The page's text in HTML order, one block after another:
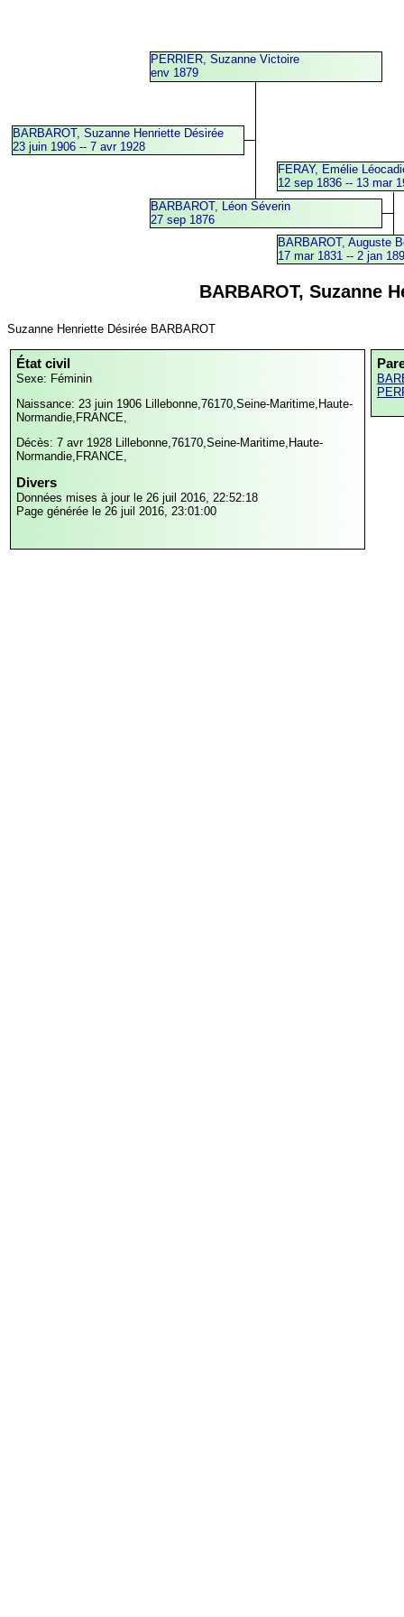
BARBAROT, Suzanne Henriette Désirée
23 juin 1906 -- 7 avr 1928
PERRIER, Suzanne Victoire
env 1879
BARBAROT, Léon Séverin
27 sep 1876
FERAY, Emélie
12 sep 1836 -- 13 mar
BARBAROT, Auguste
17 mar 1831 -- 2 jan
BARBAROT, Suzanne
Suzanne Henriette Désirée BARBAROT
État civil
Sexe: Féminin
Naissance: 23 juin 1906 Lillebonne,76170,Seine-Maritime,Haute-
Normandie,FRANCE,
Décès: 7 avr 1928 Lillebonne,76170,Seine-Maritime,Haute-
Normandie,FRANCE,
Divers
Données mises à jour le 26 juil 2016, 22:52:18
Page générée le 26 juil 2016, 23:01:00